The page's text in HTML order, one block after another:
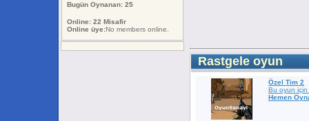
Bugün Oynanan: 25
Online: 22 Misafir
Online üye:No members online.
Rastgele oyun
Özel Tim 2
Bu oyun için
Hemen